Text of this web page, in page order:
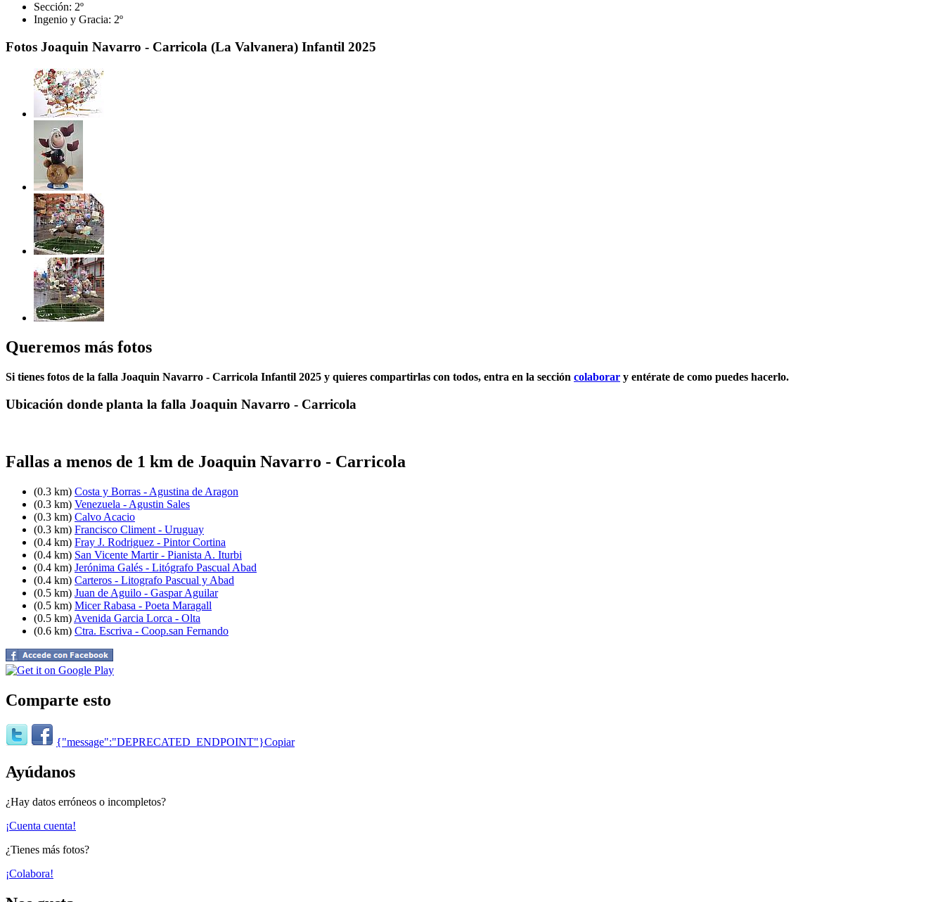
Sección: 2º
Ingenio y Gracia: 2º
Fotos Joaquin Navarro - Carricola (La Valvanera) Infantil 2025
Queremos más fotos
Si tienes fotos de la falla Joaquin Navarro - Carricola Infantil 2025 y quieres compartirlas con todos, entra en la sección colaborar y entérate de como puedes hacerlo.
Ubicación donde planta la falla Joaquin Navarro - Carricola
Fallas a menos de 1 km de Joaquin Navarro - Carricola
(0.3 km) Costa y Borras - Agustina de Aragon
(0.3 km) Venezuela - Agustin Sales
(0.3 km) Calvo Acacio
(0.3 km) Francisco Climent - Uruguay
(0.4 km) Fray J. Rodriguez - Pintor Cortina
(0.4 km) San Vicente Martir - Pianista A. Iturbi
(0.4 km) Jerónima Galés - Litógrafo Pascual Abad
(0.4 km) Carteros - Litografo Pascual y Abad
(0.5 km) Juan de Aguilo - Gaspar Aguilar
(0.5 km) Micer Rabasa - Poeta Maragall
(0.5 km) Avenida Garcia Lorca - Olta
(0.6 km) Ctra. Escriva - Coop.san Fernando
Comparte esto
{"message":"DEPRECATED_ENDPOINT"}Copiar
Ayúdanos
¿Hay datos erróneos o incompletos?
¡Cuenta cuenta!
¿Tienes más fotos?
¡Colabora!